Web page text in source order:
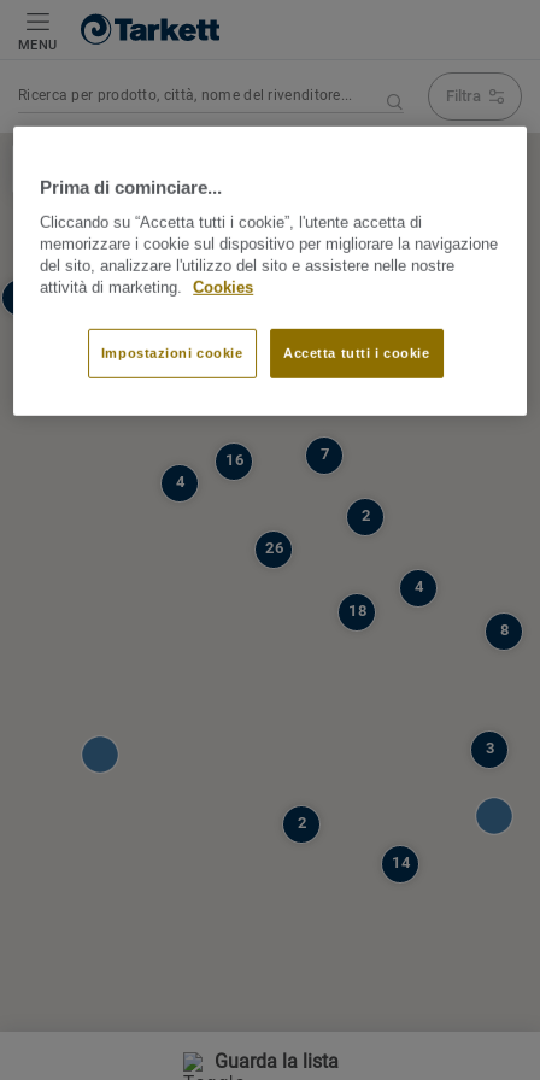
MENU
Filtra
16
30
66
25
4
16
14
4
18
3
8
2
26
7
2
8
Guarda la lista
Prima di cominciare...
Cliccando su “Accetta tutti i cookie”, l'utente accetta di
memorizzare i cookie sul dispositivo per migliorare la navigazione
del sito, analizzare l'utilizzo del sito e assistere nelle nostre
attività di marketing.
Cookies
Accetta tutti i cookie
Impostazioni cookie